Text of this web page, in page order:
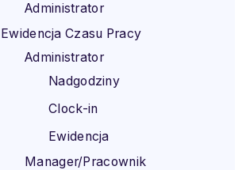
Administrator
Ewidencja Czasu Pracy
Administrator
Nadgodziny
Clock-in
Ewidencja
Manager/Pracownik